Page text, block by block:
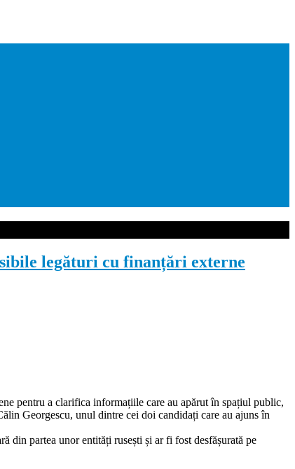
legături cu finanțări externe
pentru a clarifica informațiile care au apărut în spațiul public,
Georgescu, unul dintre cei doi candidați care au ajuns în
din partea unor entități rusești și ar fi fost desfășurată pe